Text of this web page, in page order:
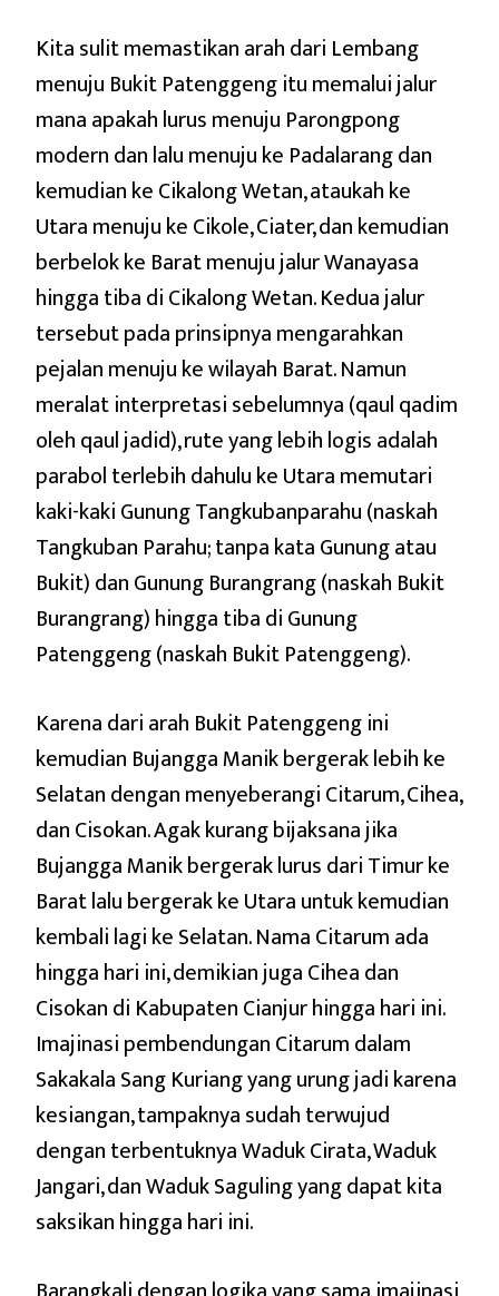
Kita sulit memastikan arah dari Lembang
menuju Bukit Patenggeng itu memalui jalur
mana apakah lurus menuju Parongpong
modern dan lalu menuju ke Padalarang dan
kemudian ke Cikalong Wetan, ataukah ke
Utara menuju ke Cikole, Ciater, dan kemudian
berbelok ke Barat menuju jalur Wanayasa
hingga tiba di Cikalong Wetan. Kedua jalur
tersebut pada prinsipnya mengarahkan
pejalan menuju ke wilayah Barat. Namun
meralat interpretasi sebelumnya (qaul qadim
oleh qaul jadid), rute yang lebih logis adalah
parabol terlebih dahulu ke Utara memutari
kaki-kaki Gunung Tangkubanparahu (naskah
Tangkuban Parahu; tanpa kata Gunung atau
Bukit) dan Gunung Burangrang (naskah Bukit
Burangrang) hingga tiba di Gunung
Patenggeng (naskah Bukit Patenggeng).
Karena dari arah Bukit Patenggeng ini
kemudian Bujangga Manik bergerak lebih ke
Selatan dengan menyeberangi Citarum, Cihea,
dan Cisokan. Agak kurang bijaksana jika
Bujangga Manik bergerak lurus dari Timur ke
Barat lalu bergerak ke Utara untuk kemudian
kembali lagi ke Selatan. Nama Citarum ada
hingga hari ini, demikian juga Cihea dan
Cisokan di Kabupaten Cianjur hingga hari ini.
Imajinasi pembendungan Citarum dalam
Sakakala Sang Kuriang yang urung jadi karena
kesiangan, tampaknya sudah terwujud
dengan terbentuknya Waduk Cirata, Waduk
Jangari, dan Waduk Saguling yang dapat kita
saksikan hingga hari ini.